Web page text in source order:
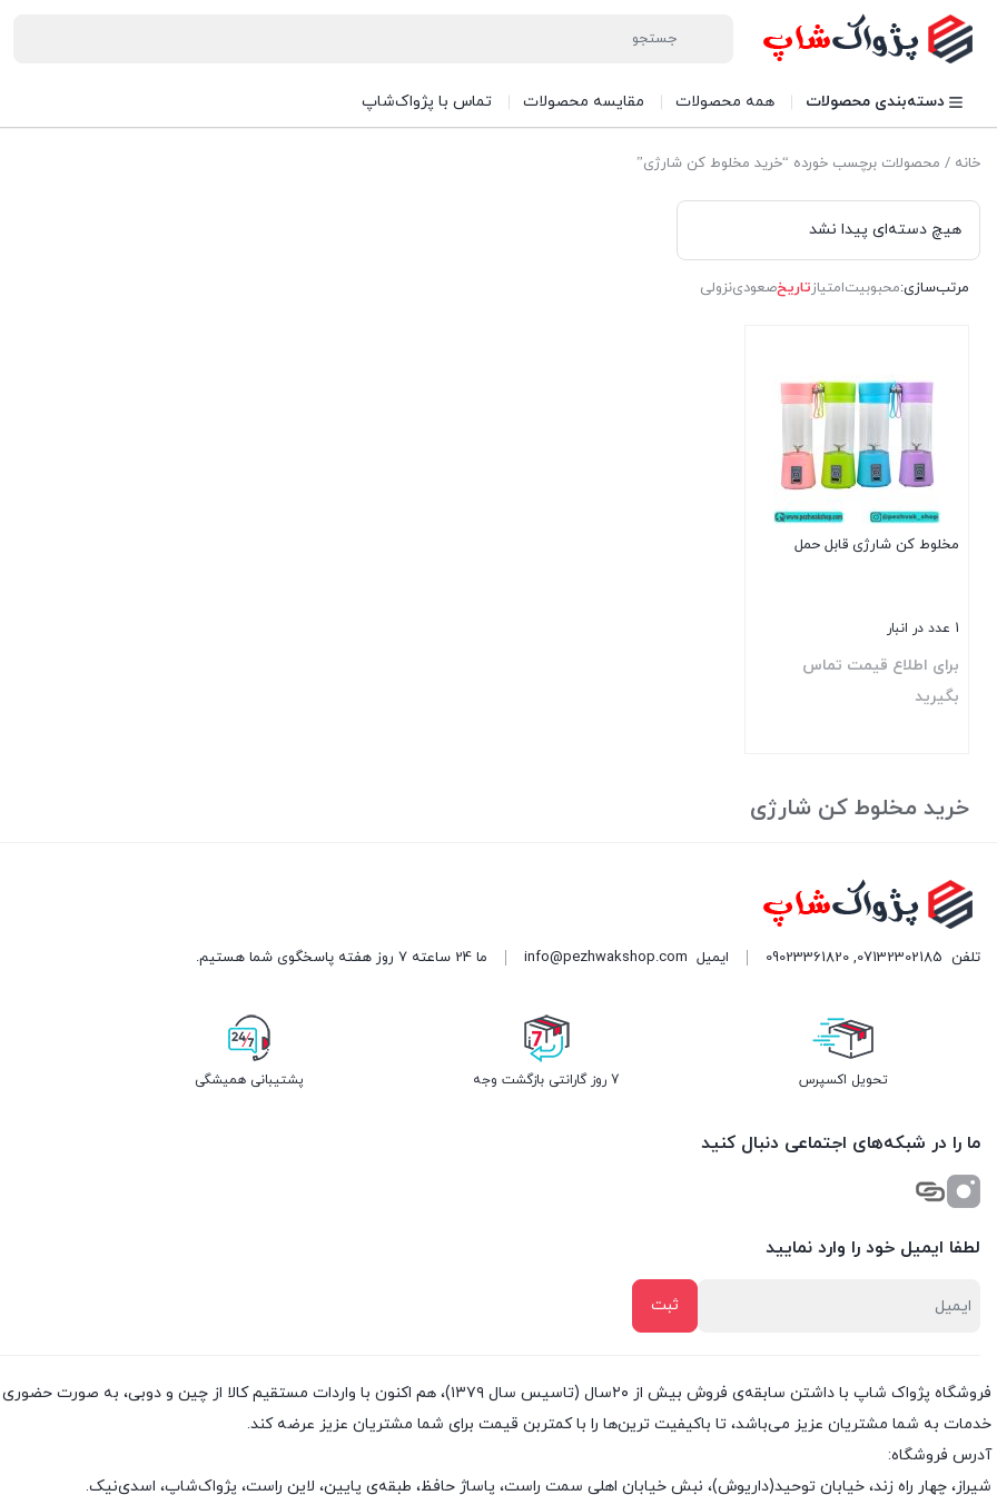
دسته‌بندی محصولات همه محصولات مقایسه محصولات تماس با پژواک‌شاپ
خانه / محصولات برچسب خورده “خرید مخلوط کن شارژی”
هیچ دسته‌ای پیدا نشد
مرتب‌سازی:محبوبیتامتیازتاریخصعودینزولی
مخلوط کن شارژی قابل حمل
1 عدد در انبار
برای اطلاع قیمت تماس
بگیرید
خرید مخلوط کن شارژی
تلفن 07132302185
,
09023361820 ایمیل info@pezhwakshop.com ما 24 ساعته 7 روز هفته پاسخگوی شما هستیم.
تحویل اکسپرس 7 روز گارانتی بازگشت وجه پشتیبانی همیشگی
ما را در شبکه‌های اجتماعی دنبال کنید
لطفا ایمیل خود را وارد نمایید
فروشگاه پژواک شاپ با داشتن سابقه‌ی فروش بیش از ۲۰سال (تاسیس سال ۱۳۷۹)، هم اکنون با واردات
خدمات به شما مشتریان عزیز می‌باشد، تا باکیفیت ترین‌ها را با کمتربن قیمت برای شما مشتریان عزیز عرضه کند.
آدرس فروشگاه:
شیراز، چهار راه زند، خیابان توحید(داریوش)، نبش خیابان اهلی سمت راست، پاساژ حافظ، طبقه‌ی پایین، لاین راست، پژواک‌شاپ، اسدی‌نیک.